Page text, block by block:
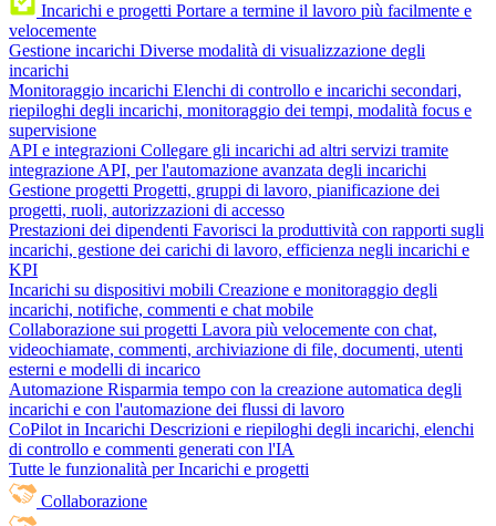
Incarichi e progetti Portare a termine il lavoro più facilmente e
velocemente
Gestione incarichi Diverse modalità di visualizzazione degli
incarichi
Monitoraggio incarichi Elenchi di controllo e incarichi secondari,
riepiloghi degli incarichi, monitoraggio dei tempi, modalità focus e
supervisione
API e integrazioni Collegare gli incarichi ad altri servizi tramite
integrazione API, per l'automazione avanzata degli incarichi
Gestione progetti Progetti, gruppi di lavoro, pianificazione dei
progetti, ruoli, autorizzazioni di accesso
Prestazioni dei dipendenti Favorisci la produttività con rapporti sugli
incarichi, gestione dei carichi di lavoro, efficienza negli incarichi e
KPI
Incarichi su dispositivi mobili Creazione e monitoraggio degli
incarichi, notifiche, commenti e chat mobile
Collaborazione sui progetti Lavora più velocemente con chat,
videochiamate, commenti, archiviazione di file, documenti, utenti
esterni e modelli di incarico
Automazione Risparmia tempo con la creazione automatica degli
incarichi e con l'automazione dei flussi di lavoro
CoPilot in Incarichi Descrizioni e riepiloghi degli incarichi, elenchi
di controllo e commenti generati con l'IA
Tutte le funzionalità per Incarichi e progetti
Collaborazione